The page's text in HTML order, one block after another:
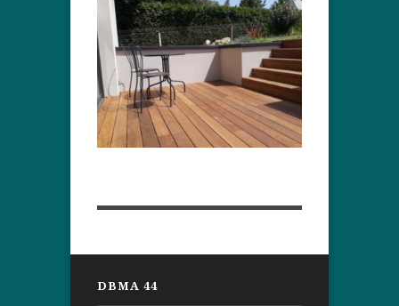
DBMA 44